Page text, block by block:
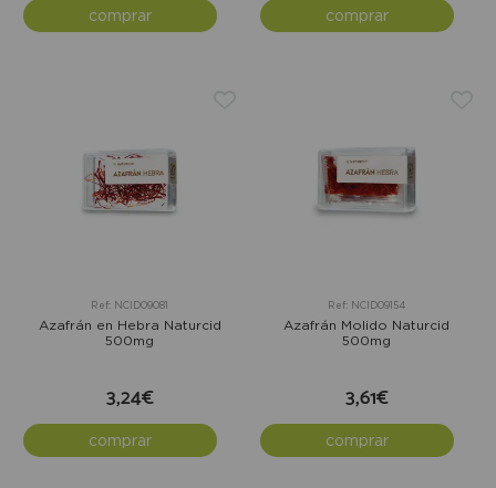
comprar comprar
Ref: NCID09081
Azafrán en Hebra Naturcid
500mg
3,24€
comprar
Ref: NCID09154
Azafrán Molido Naturcid
500mg
3,61€
comprar